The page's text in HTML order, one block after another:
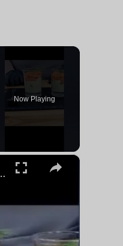
Now Playing
×
en 5 min ! #recipe #explore